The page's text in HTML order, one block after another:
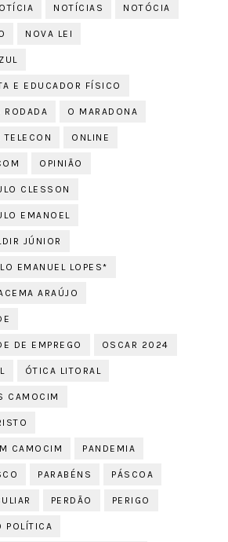
NOTÍCIAS NOTÓCIA
NOVA LEI
E EDUCADOR FÍSICO
RODADA O MARADONA
TELECON ONLINE
OPINIÃO
CLESSON
EMANOEL
JÚNIOR
EMANUEL LOPES*
ARAÚJO
DE EMPREGO OSCAR 2024
ÓTICA LITORAL
CAMOCIM
CAMOCIM PANDEMIA
PARABÉNS PÁSCOA
PERDÃO PERIGO
POLÍTICA